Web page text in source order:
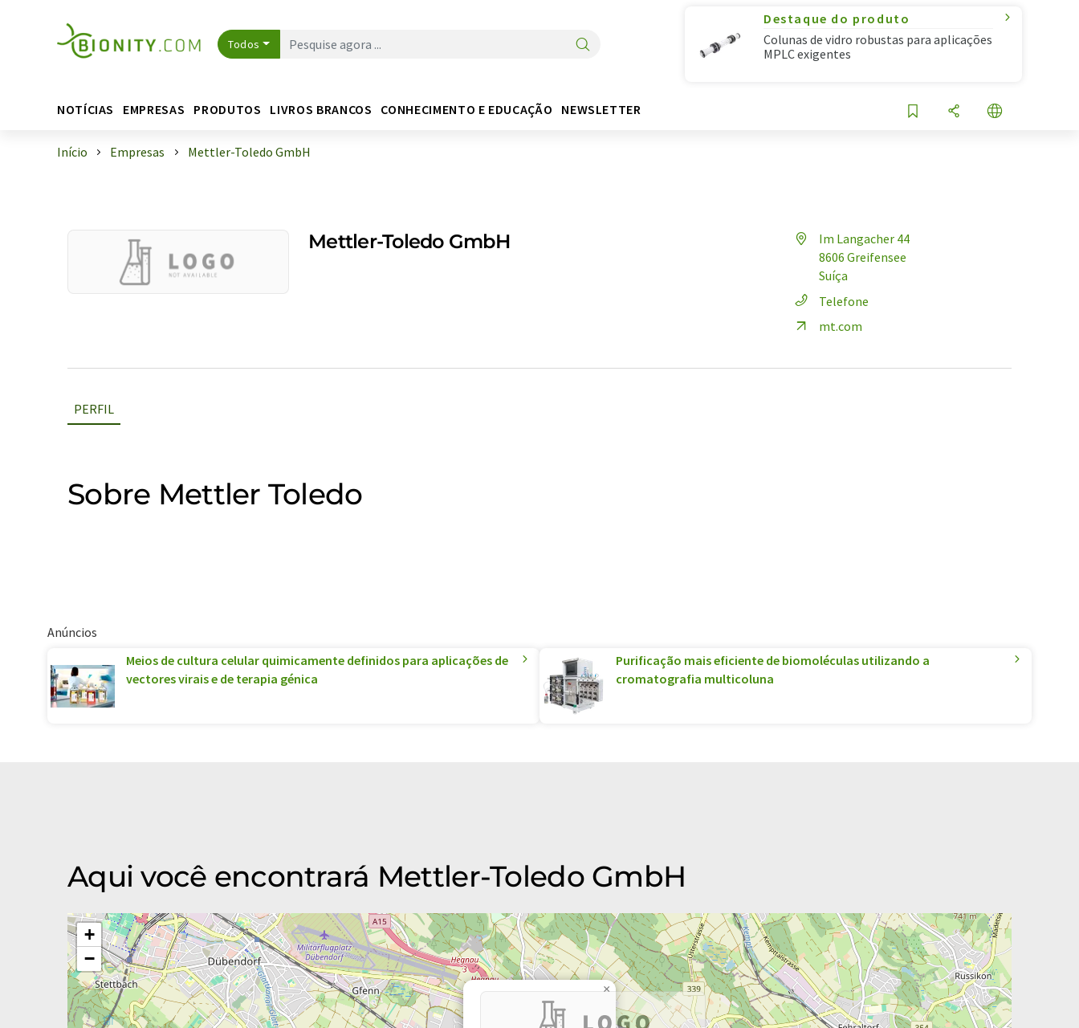
Todos
Destaque do produto
Colunas de vidro robustas para aplicações
MPLC exigentes
NOTÍCIAS EMPRESAS PRODUTOS LIVROS BRANCOS CONHECIMENTO E EDUCAÇÃO NEWSLETTER
Início Empresas Mettler-Toledo GmbH
Mettler-Toledo GmbH
Im Langacher 44
8606 Greifensee
Suíça
Telefone
mt.com
PERFIL
Sobre Mettler Toledo
Anúncios
Meios de cultura celular quimicamente definidos para aplicações de
vectores virais e de terapia génica
Purificação mais eficiente de biomoléculas utilizando a
cromatografia multicoluna
Aqui você encontrará Mettler-Toledo GmbH
×
+
−